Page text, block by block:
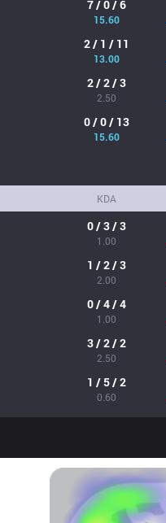
7 / 0 / 6
15.60
2 / 1 / 11
13.00
2 / 2 / 3
2.50
0 / 0 / 13
15.60
KDA
0 / 3 / 3
1.00
1 / 2 / 3
2.00
0 / 4 / 4
1.00
3 / 2 / 2
2.50
1 / 5 / 2
0.60